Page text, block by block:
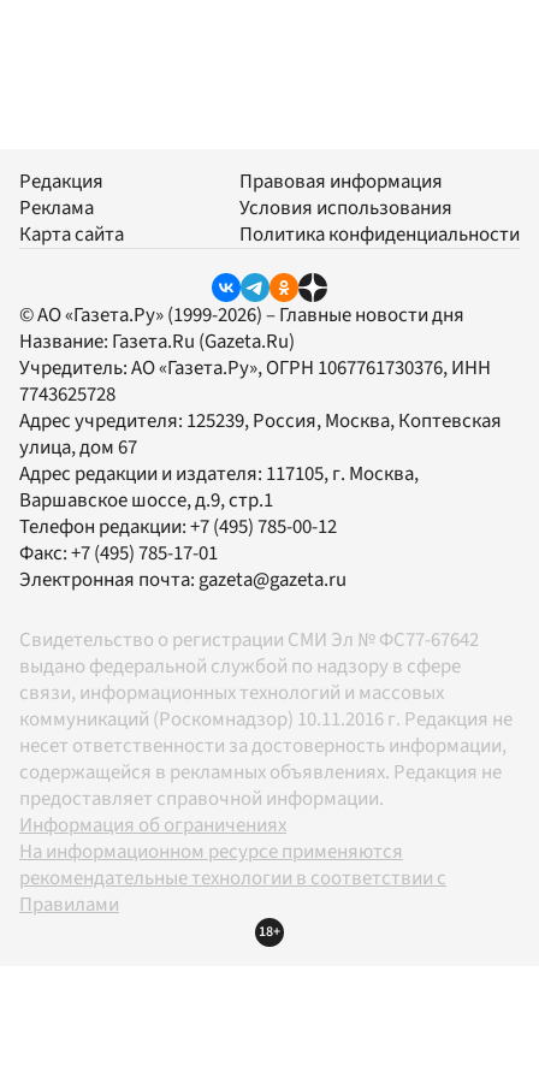
Редакция
Реклама
Карта сайта
Правовая информация
Условия использования
Политика конфиденциальности
© АО «Газета.Ру» (1999-2026) – Главные новости дня
Название: Газета.Ru (Gazeta.Ru)
Учредитель:АО «Газета.Ру», ОГРН 1067761730376, ИНН
7743625728
Адрес учредителя: 125239, Россия, Москва, Коптевская
улица, дом 67
Адрес редакции и издателя: 117105, г. Москва,
Варшавское шоссе, д.9, стр.1
Телефон редакции:+7 (495) 785-00-12
Факс:+7 (495) 785-17-01
Электронная почта: gazeta@gazeta.ru
Свидетельство о регистрации СМИ Эл № ФС77-67642
выдано федеральной службой по надзору в сфере
связи, информационных технологий и массовых
коммуникаций (Роскомнадзор) 10.11.2016 г. Редакция не
несет ответственности за достоверность информации,
содержащейся в рекламных объявлениях. Редакция не
предоставляет справочной информации.
Информация об ограничениях
На информационном ресурсе применяются
рекомендательные технологии в соответствии с
Правилами
18+